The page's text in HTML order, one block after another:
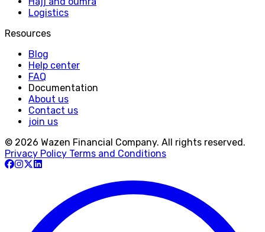
Logistics
Resources
Blog
Help center
FAQ
Documentation
About us
Contact us
join us
© 2026 Wazen Financial Company. All rights reserved.
Privacy Policy Terms and Conditions